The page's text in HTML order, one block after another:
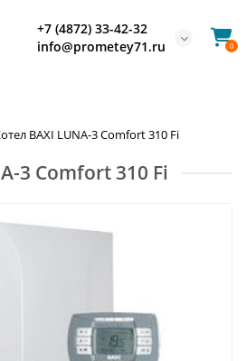
+7 (4872) 33-42-32
info@prometey71.ru
0
BAXI LUNA-3 Comfort 310 Fi
3 Comfort 310 Fi